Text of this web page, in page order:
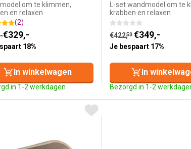
om te klimmen,
en relaxen
(2)
prijs was: €399,-.
€329,-
prijs is: €329,-.
18%
in 1-2 werkdagen
In winkelwagen
L-set wandmodel om te
krabben en relaxen
€422,50
Oorspronkelijke
€349,-
Huidige prijs is:
Je bespaart 17%
Bezorgd in 1-2
In